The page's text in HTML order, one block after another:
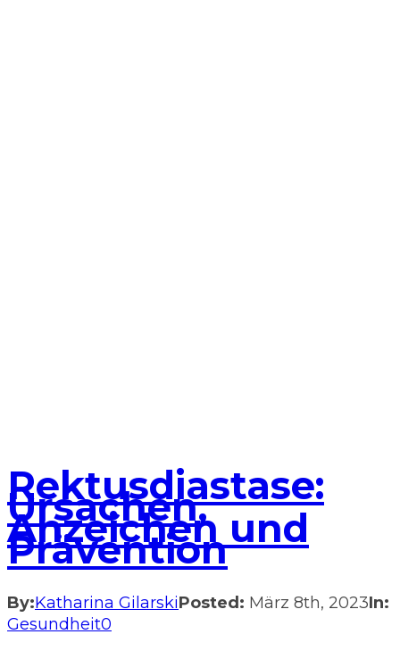
Rektusdiastase:
Ursachen,
Anzeichen und
Prävention
By:Katharina GilarskiPosted: März 8th, 2023In:
Gesundheit0